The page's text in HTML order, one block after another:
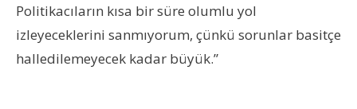
Politikacıların kısa bir süre olumlu yol
izleyeceklerini sanmıyorum, çünkü sorunlar basitçe
halledilemeyecek kadar büyük.”